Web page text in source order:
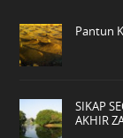
Pantun
SIKAP
AKHIR